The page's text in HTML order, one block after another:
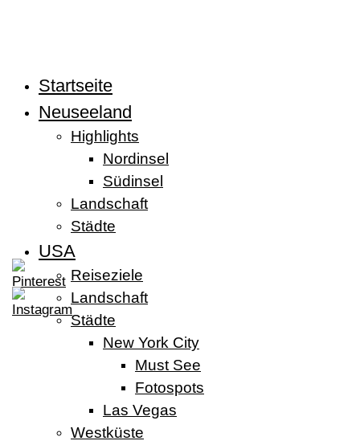
Startseite
Neuseeland
Highlights
Nordinsel
Südinsel
Landschaft
Städte
USA
Reiseziele
Landschaft
Städte
New York City
Must See
Fotospots
Las Vegas
Westküste